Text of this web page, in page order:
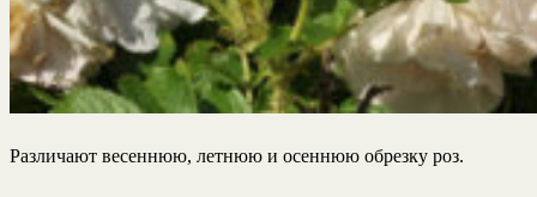
Различают весеннюю, летнюю и осеннюю обрезку роз.